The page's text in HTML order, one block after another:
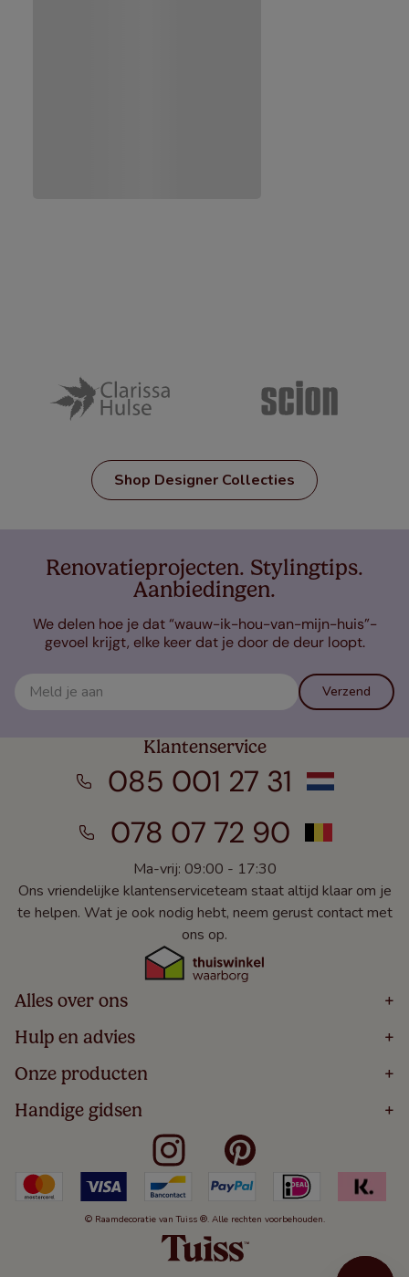
Shop Designer Collecties
Renovatieprojecten. Stylingtips.
Aanbiedingen.
We delen hoe je dat “wauw-ik-hou-van-mijn-huis”-
gevoel krijgt, elke keer dat je door de deur loopt.
Verzend
Klantenservice
085 001 27 31
078 07 72 90
Ma-vrij: 09:00 - 17:30
Ons vriendelijke klantenserviceteam staat altijd klaar om je
te helpen. Wat je ook nodig hebt, neem gerust contact met
ons op.
Alles over ons +
Home
Over
Bestellen
Winacties
Veelgestelde Vragen
Hulp en advies +
Volg Je Bestelling
Levering
5 Jaar Garantie
Algemene Voorwaarden
Kindveiligheid
Cookies
Herroepingsrecht
Onze producten +
Houten Jaloezieën
Rolgordijnen
Verticale Jaloezieën
Duo Rolgordijnen
Duo Plisségordijnen
Handige gidsen +
Meten Voor Raamdecoratie
Badkamer Raamdecoratie
Slaapkamer Raamdecoratie
Keuken Raamdecoratie
De Jaloezieën Gids
Jaloezieënwoordenboek
© Raamdecoratie van Tuiss ®. Alle rechten voorbehouden.